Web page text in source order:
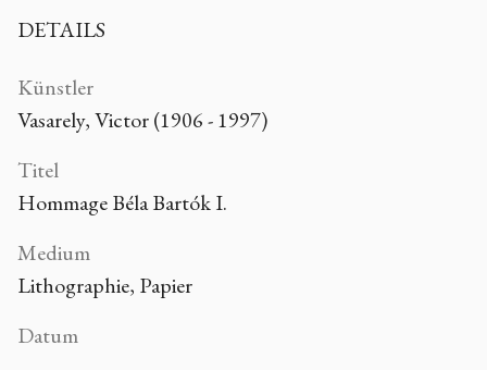
DETAILS
Künstler
Vasarely, Victor (1906 - 1997)
Titel
Hommage Béla Bartók I.
Medium
Lithographie, Papier
Datum